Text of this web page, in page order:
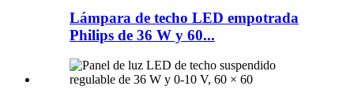
Lámpara de techo LED empotrada
Philips de 36 W y 60...